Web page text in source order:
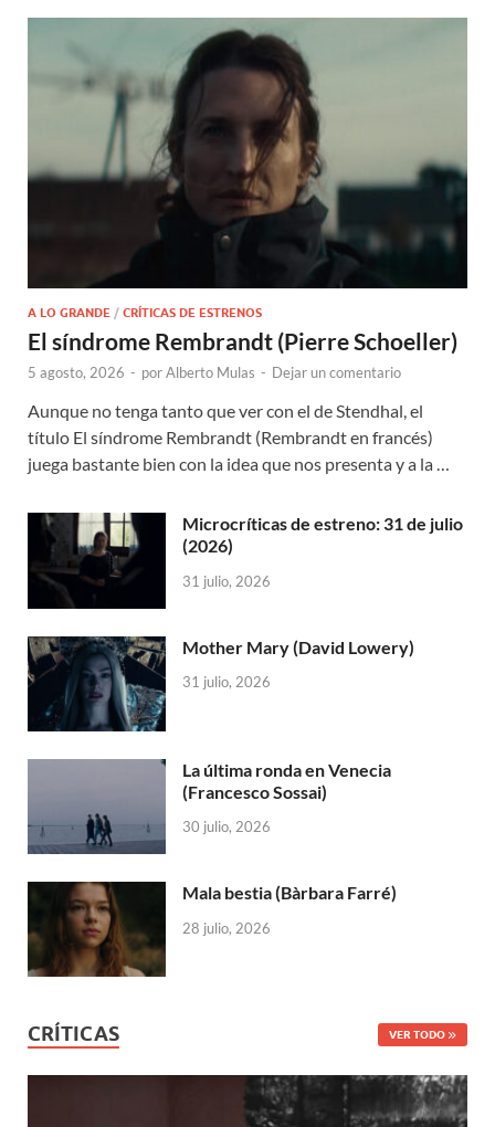
A LO GRANDE / CRÍTICAS DE ESTRENOS
El síndrome Rembrandt (Pierre Schoeller)
5 agosto, 2026 - porAlberto Mulas - Dejar un comentario
Aunque no tenga tanto que ver con el de Stendhal, el
título El síndrome Rembrandt (Rembrandt en francés)
juega bastante bien con la idea que nos presenta y a la …
Microcríticas de estreno: 31 de julio
(2026)
31 julio, 2026
Mother Mary (David Lowery)
31 julio, 2026
La última ronda en Venecia
(Francesco Sossai)
30 julio, 2026
Mala bestia (Bàrbara Farré)
28 julio, 2026
CRÍTICAS VER TODO